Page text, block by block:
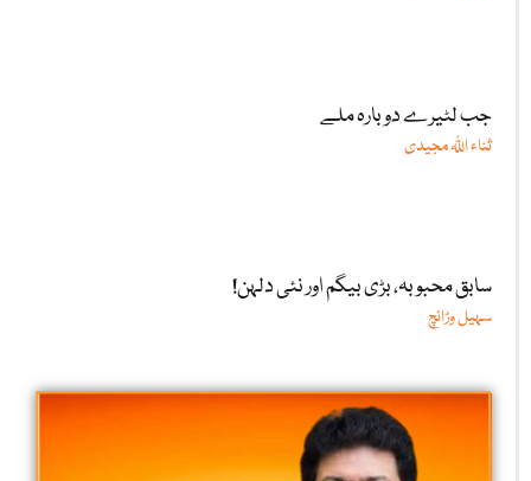
جب لٹیرے دوبارہ ملے
ثناء اللّٰہ مجیدی
سابق محبوبہ، بڑی بیگم اور نئی دلہن!
سہیل وڑائچ